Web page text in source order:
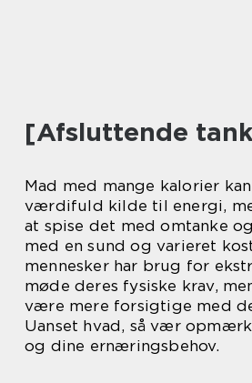
[Afsluttende
Mad med mange kalorier
værdifuld kilde til energi,
at spise det med omtanke
med en sund og varieret
mennesker har brug for
møde deres fysiske krav,
være mere forsigtige med
Uanset hvad, så vær
og dine ernæringsbehov.